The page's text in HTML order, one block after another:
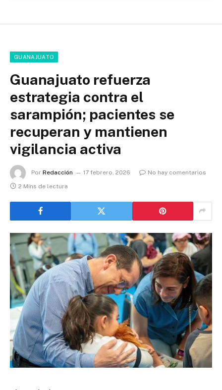
GUANAJUATO
Guanajuato refuerza
estrategia contra el
sarampión; pacientes se
recuperan y mantienen
vigilancia activa
Por Redacción 17 febrero, 2026
No hay comentarios
2 Mins de lectura